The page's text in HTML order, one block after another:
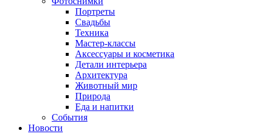
Портреты
Свадьбы
Техника
Мастер-классы
Аксессуары и косметика
Детали интерьера
Архитектура
Животный мир
Природа
Еда и напитки
События
Новости